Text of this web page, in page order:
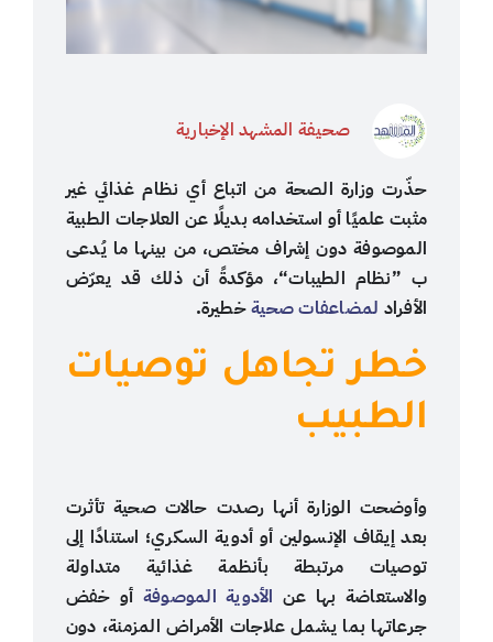
صحيفة المشهد الإخبارية
حذّرت وزارة الصحة من اتباع أي نظام غذائي غير
مثبت علميًا أو استخدامه بديلًا عن العلاجات الطبية
الموصوفة دون إشراف مختص، من بينها ما يُدعى
ب ”نظام الطيبات“، مؤكدةً أن ذلك قد يعرّض
الأفراد لمضاعفات صحيةخطيرة.
خطر تجاهل توصيات
الطبيب
وأوضحت الوزارة أنها رصدت حالات صحية تأثرت
بعد إيقاف الإنسولين أو أدوية السكري؛ استنادًا إلى
توصيات مرتبطة بأنظمة غذائية متداولة
والاستعاضة بها عن الأدوية الموصوفة أو خفض
جرعاتها بما يشمل علاجات الأمراض المزمنة، دون